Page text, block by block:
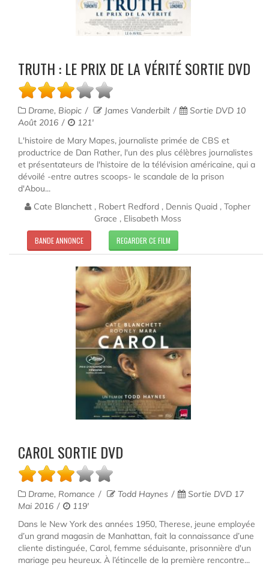
TRUTH : LE PRIX DE LA VÉRITÉ SORTIE DVD
Drame, Biopic James Vanderbilt
Sortie DVD 10
Août 2016
121'
L'histoire de Mary Mapes, journaliste primée de CBS et
productrice de Dan Rather, l'un des plus célèbres journalistes
et présentateurs de l'histoire de la télévision américaine, qui a
dévoilé -entre autres scoops- le scandale de la prison
d'Abou...
Cate Blanchett , Robert Redford , Dennis Quaid , Topher
Grace , Elisabeth Moss
BANDE ANNONCE REGARDER CE FILM
CAROL SORTIE DVD
Drame, Romance Todd Haynes
Sortie DVD 17
Mai 2016
119'
Dans le New York des années 1950, Therese, jeune employée
d’un grand magasin de Manhattan, fait la connaissance d’une
cliente distinguée, Carol, femme séduisante, prisonnière d'un
mariage peu heureux. À l’étincelle de la première rencontre...